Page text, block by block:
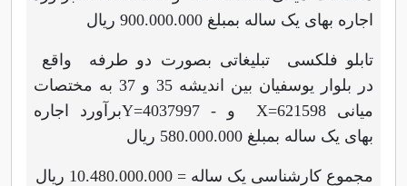
اجاره بهای یک ساله بمبلغ 900.000.000 ریال
در بلوار یوسفیان بین اندیشه 35 و 37 به مختصات
میانی X=621598 و Y=4037997 -برآورد اجاره
بهای یک ساله بمبلغ 580.000.000 ریال
مجموع کارشناسی یک ساله = 10.480.000.000 ریال